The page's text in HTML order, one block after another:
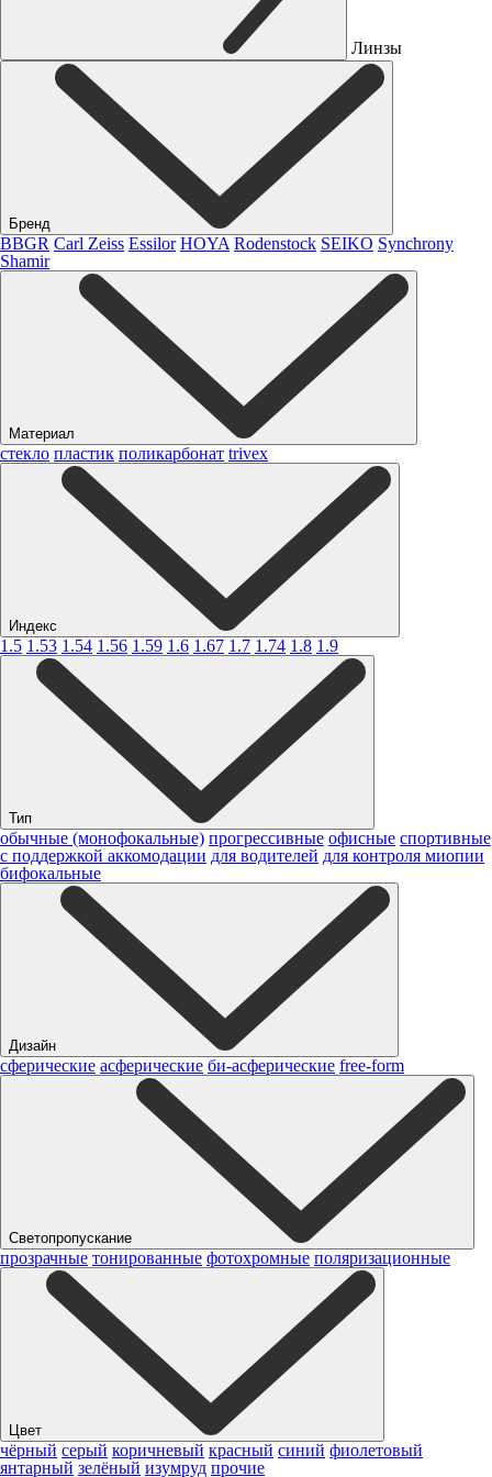
Линзы
Бренд
BBGR Carl Zeiss Essilor HOYA Rodenstock SEIKO Synchrony
Shamir
Материал
стекло пластик поликарбонат trivex
Индекс
1.5 1.53 1.54 1.56 1.59 1.6 1.67 1.7 1.74 1.8 1.9
Тип
обычные (монофокальные) прогрессивные офисные спортивные
с поддержкой аккомодации для водителей для контроля миопии
бифокальные
Дизайн
сферические асферические би-асферические free-form
Светопропускание
прозрачные тонированные фотохромные поляризационные
Цвет
чёрный серый коричневый красный синий фиолетовый
янтарный зелёный изумруд прочие